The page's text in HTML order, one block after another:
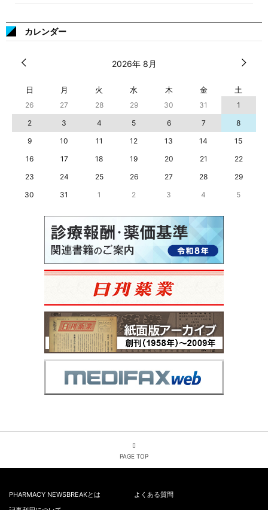
カレンダー
2026年 8月
日 月 火 水 木 金 土
26 27 28 29 30 31
1
2
3 4 5 6 7
8
9
10 11 12 13 14
15
16
17 18 19 20 21
22
23
24 25 26 27 28
29
30
31 1 2 3 4 5
PAGE TOP
PHARMACY NEWSBREAKとは
よくある質問